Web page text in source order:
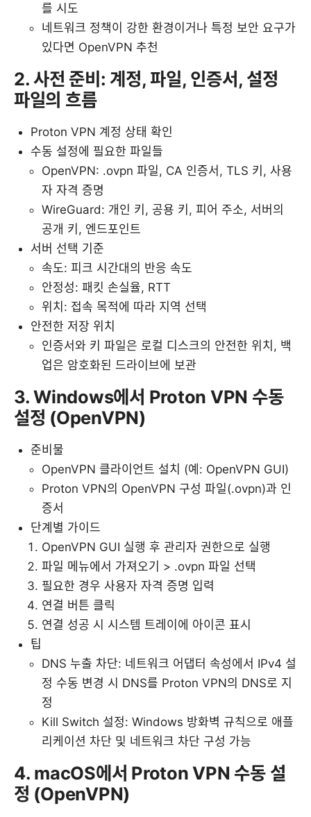
를 시도
네트워크 정책이 강한 환경이거나 특정 보안 요구가
있다면 OpenVPN 추천
2. 사전 준비: 계정, 파일, 인증서, 설정
파일의 흐름
Proton VPN 계정 상태 확인
수동 설정에 필요한 파일들
OpenVPN: .ovpn 파일, CA 인증서, TLS 키, 사용
자 자격 증명
WireGuard: 개인 키, 공용 키, 피어 주소, 서버의
공개 키, 엔드포인트
서버 선택 기준
속도: 피크 시간대의 반응 속도
안정성: 패킷 손실율, RTT
위치: 접속 목적에 따라 지역 선택
안전한 저장 위치
인증서와 키 파일은 로컬 디스크의 안전한 위치, 백
업은 암호화된 드라이브에 보관
3. Windows에서 Proton VPN 수동
설정 (OpenVPN)
준비물
OpenVPN 클라이언트 설치 (예: OpenVPN GUI)
Proton VPN의 OpenVPN 구성 파일(.ovpn)과 인
증서
단계별 가이드
OpenVPN GUI 실행 후 관리자 권한으로 실행
파일 메뉴에서 가져오기 > .ovpn 파일 선택
필요한 경우 사용자 자격 증명 입력
연결 버튼 클릭
연결 성공 시 시스템 트레이에 아이콘 표시
팁
DNS 누출 차단: 네트워크 어댑터 속성에서 IPv4 설
정 수동 변경 시 DNS를 Proton VPN의 DNS로 지
정
Kill Switch 설정: Windows 방화벽 규칙으로 애플
리케이션 차단 및 네트워크 차단 구성 가능
4. macOS에서 Proton VPN 수동 설
정 (OpenVPN)